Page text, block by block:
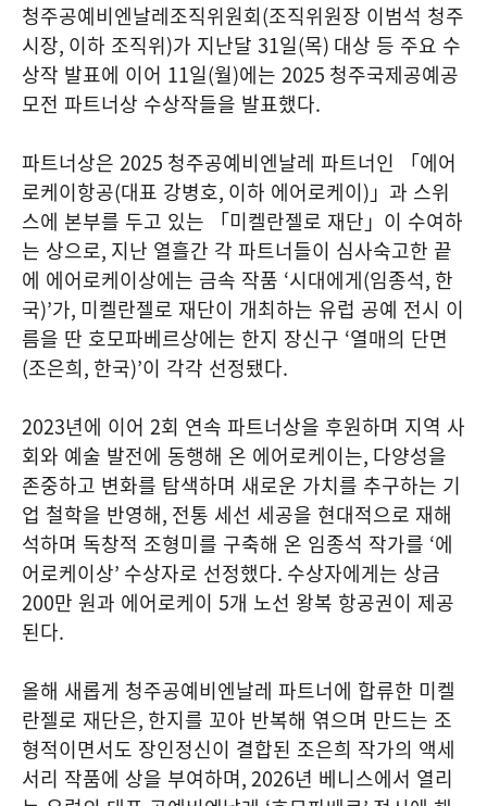
청주공예비엔날레조직위원회(조직위원장 이범석 청주
시장, 이하 조직위)가 지난달 31일(목) 대상 등 주요 수
상작 발표에 이어 11일(월)에는 2025 청주국제공예공
모전 파트너상 수상작들을 발표했다.
파트너상은 2025 청주공예비엔날레 파트너인 「에어
로케이항공(대표 강병호, 이하 에어로케이) 」과 스위
스에 본부를 두고 있는 「미켈란젤로 재단」이 수여하
는 상으로, 지난 열흘간 각 파트너들이 심사숙고한 끝
에 에어로케이상에는 금속 작품 ‘시대에게(임종석, 한
국)’가, 미켈란젤로 재단이 개최하는 유럽 공예 전시 이
름을 딴 호모파베르상에는 한지 장신구 ‘열매의 단면
(조은희, 한국)’이 각각 선정됐다.
2023년에 이어 2회 연속 파트너상을 후원하며 지역 사
회와 예술 발전에 동행해 온 에어로케이는, 다양성을
존중하고 변화를 탐색하며 새로운 가치를 추구하는 기
업 철학을 반영해, 전통 세선 세공을 현대적으로 재해
석하며 독창적 조형미를 구축해 온 임종석 작가를 ‘에
어로케이상’ 수상자로 선정했다. 수상자에게는 상금
200만 원과 에어로케이 5개 노선 왕복 항공권이 제공
된다.
올해 새롭게 청주공예비엔날레 파트너에 합류한 미켈
란젤로 재단은, 한지를 꼬아 반복해 엮으며 만드는 조
형적이면서도 장인정신이 결합된 조은희 작가의 액세
서리 작품에 상을 부여하며, 2026년 베니스에서 열리